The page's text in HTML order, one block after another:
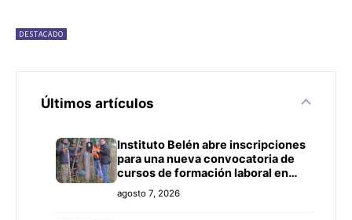
DESTACADO
Últimos artículos
Instituto Belén abre inscripciones
para una nueva convocatoria de
cursos de formación laboral en
Concepción
agosto 7, 2026